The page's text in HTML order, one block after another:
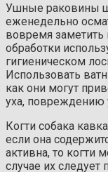
Ушные раковины
еженедельно
вовремя заметить
обработки
гигиеническом
Использовать
как они могут
уха, повреждению
Когти собака
если она
активна, то когти
случае их следует